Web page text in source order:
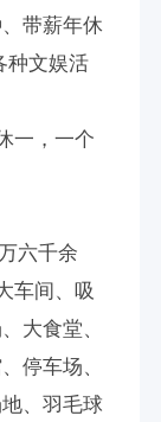
带薪年休
种文娱活
一，一个
六千余
车间、吸
大食堂、
停车场、
、羽毛球